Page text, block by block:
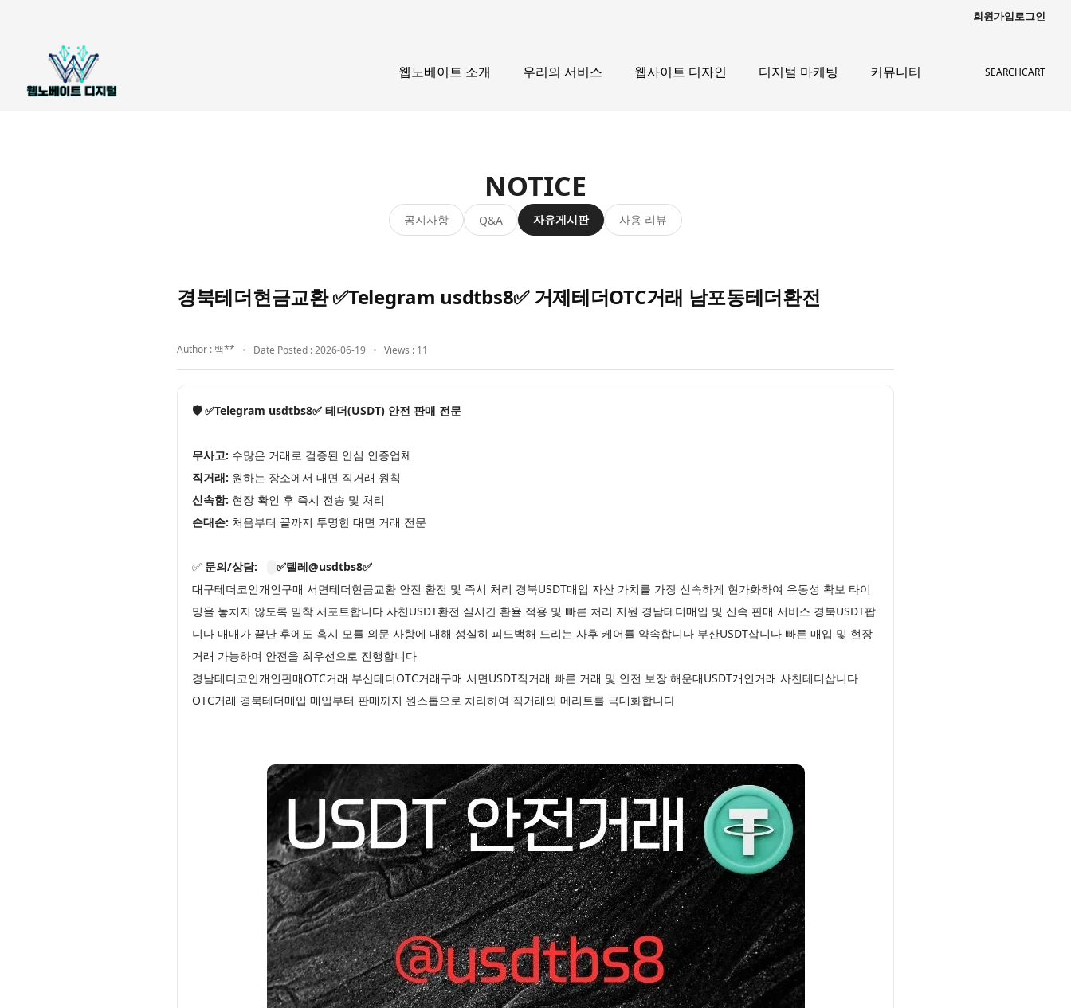
회원가입로그인
웹노베이트 소개 우리의 서비스 웹사이트 디자인 디지털 마케팅 커뮤니티 SEARCHCART
NOTICE
공지사항 Q&A 자유게시판 사용 리뷰
경북테더현금교환 ✅Telegram usdtbs8✅ 거제테더OTC거래 남포동테더환전
Author : 백** Date Posted : 2026-06-19 Views : 11
🛡️ ✅Telegram usdtbs8✅ 테더(USDT) 안전 판매 전문
무사고: 수많은 거래로 검증된 안심 인증업체
직거래: 원하는 장소에서 대면 직거래 원칙
신속함: 현장 확인 후 즉시 전송 및 처리
손대손: 처음부터 끝까지 투명한 대면 거래 전문
✅ 문의/상담:
✅텔레@usdtbs8✅
대구테더코인개인구매 서면테더현금교환 안전 환전 및 즉시 처리 경북USDT매입 자산 가치를 가장 신속하게 현가화하여 유동성 확보 타이
밍을 놓치지 않도록 밀착 서포트합니다 사천USDT환전 실시간 환율 적용 및 빠른 처리 지원 경남테더매입 및 신속 판매 서비스 경북USDT팝
니다 매매가 끝난 후에도 혹시 모를 의문 사항에 대해 성실히 피드백해 드리는 사후 케어를 약속합니다 부산USDT삽니다 빠른 매입 및 현장
거래 가능하며 안전을 최우선으로 진행합니다
경남테더코인개인판매OTC거래 부산테더OTC거래구매 서면USDT직거래 빠른 거래 및 안전 보장 해운대USDT개인거래 사천테더삽니다
OTC거래 경북테더매입 매입부터 판매까지 원스톱으로 처리하여 직거래의 메리트를 극대화합니다